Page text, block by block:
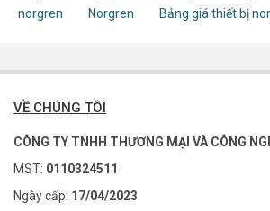
norgren
Norgren Bảng giá thiết bị
VỀ CHÚNG TÔI
CÔNG TY TNHH THƯƠNG MẠI VÀ CÔNG
MST: 0110324511
Ngày cấp: 17/04/2023